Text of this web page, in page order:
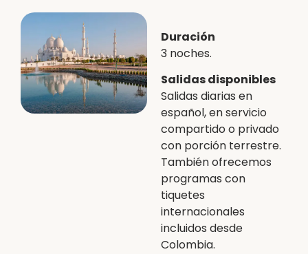
Duración
3 noches.
Salidas disponibles
Salidas diarias en
español, en servicio
compartido o privado
con porción terrestre.
También ofrecemos
programas con
tiquetes
internacionales
incluidos desde
Colombia.